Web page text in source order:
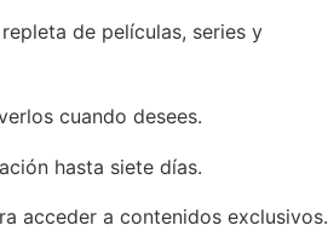
de películas, series y
cuando desees.
hasta siete días.
acceder a contenidos exclusivos.